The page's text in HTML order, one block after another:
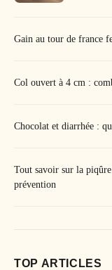
Gain au tour de france
Col ouvert à 4 cm :
Chocolat et diarrhée :
Tout savoir sur la
prévention
TOP ARTICLES